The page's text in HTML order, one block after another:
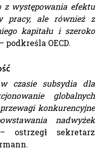
występowania efektu
pracy, ale również z
kapitału i szeroko
– podkreśla OECD.
czasie subsydia dla
globalnych
konkurencyjne
nadwyżek
ostrzegł sekretarz